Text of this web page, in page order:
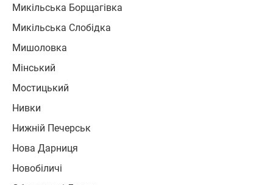
Микільська Борщагівка
Микільська Слобідка
Мишоловка
Мінський
Мостицький
Нивки
Нижній Печерськ
Нова Дарниця
Новобіличі